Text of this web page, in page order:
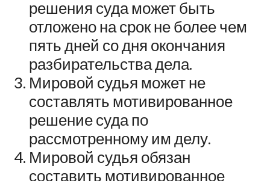
решения суда может быть
отложено на срок не более чем
пять дней со дня окончания
разбирательства дела.
Мировой судья может не
составлять мотивированное
решение суда по
рассмотренному им делу.
Мировой судья обязан
составить мотивированное